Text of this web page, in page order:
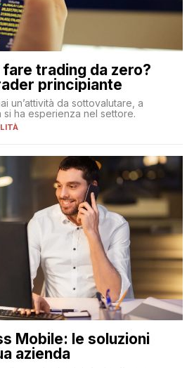
fare trading da zero?
principiante
un’attività da sottovalutare, a
ha esperienza nel settore.
Mobile: le soluzioni
azienda